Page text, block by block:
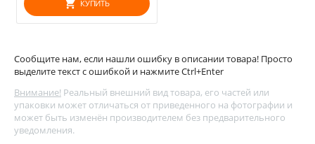
КУПИТЬ
Сообщите нам, если нашли ошибку в описании товара! Просто
выделите текст с ошибкой и нажмите Ctrl+Enter
Внимание! Реальный внешний вид товара, его частей или
упаковки может отличаться от приведенного на фотографии и
может быть изменён производителем без предварительного
уведомления.